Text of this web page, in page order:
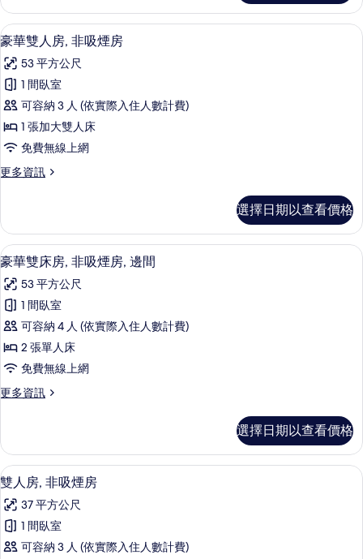
所
有
相
片
C
Non-
Smoking
詳
情
顯
示
豪
華
雙
人
房,
非
煙
房
的
所
有
相
片
豪華雙人房, 非吸煙房 | 高級寢具、羽
8
豪華雙人房, 非吸煙房
53 平方公尺
1 間臥室
可容納 3 人 (依實際入住人數計費)
1 張加大雙人床
免費無線上網
更多資訊
更
雙
人
房,
吸
煙
的
詳
情
選擇日期以查看價格
顯
示
豪
華
雙
床
房,
非
煙
房,
邊
間
的
所
高級寢具、羽絨被、迷你吧、客房內保
9
豪華雙床房, 非吸煙房, 邊間
53 平方公尺
1 間臥室
可容納 4 人 (依實際入住人數計費)
2 張單人床
免費無線上網
更多資訊
更
雙
床
房,
吸
煙
邊
選擇日期以查看價格
顯
示
雙
人
高級寢具、羽絨被、迷你吧、客房內保
4
雙人房, 非吸煙房
37 平方公尺
1 間臥室
可容納 3 人 (依實際入住人數計費)